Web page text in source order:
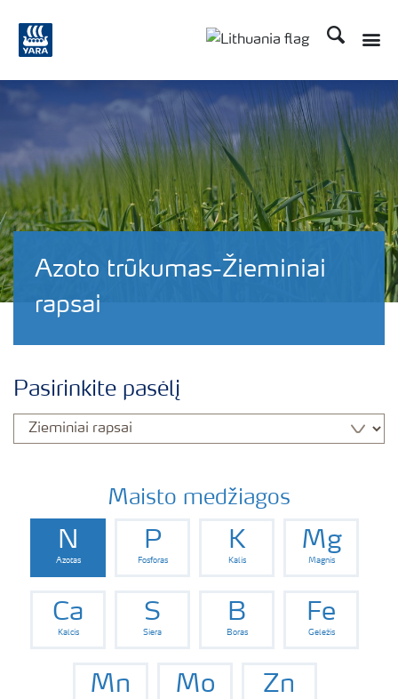
Ieškoti
Azoto trūkumas-Žieminiai
rapsai
Pasirinkite pasėlį
Maisto medžiagos
N
Azotas
P
Fosforas
K
Kalis
Mg
Magnis
Ca
Kalcis
S
Siera
B
Boras
Fe
Geležis
Mn Mo Zn